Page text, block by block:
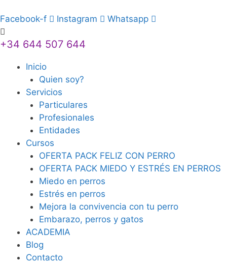
al
contenido
Facebook-f Instagram Whatsapp
+34 644 507 644
Inicio
Quien soy?
Servicios
Particulares
Profesionales
Entidades
Cursos
OFERTA PACK FELIZ CON PERRO
OFERTA PACK MIEDO Y ESTRÉS EN PERROS
Miedo en perros
Estrés en perros
Mejora la convivencia con tu perro
Embarazo, perros y gatos
ACADEMIA
Blog
Contacto